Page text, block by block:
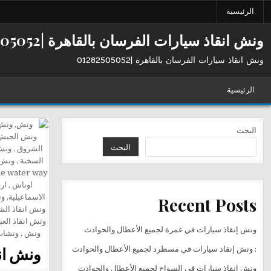
الرئيسية
ونش انقاذ سيارات الفرسان بالقاهرة |01282505052
ونش انقاذ سيارات الفرسان بالقاهرة |01282505052
الرئيسية
ونش
البحث
البحث
Recent Posts
ونش إنقاذ سيارات في غمرة لجميع الأعطال والحوادث
: ونش إنقاذ سيارات في مسطرد لجميع الأعطال والحوادث
ونش إنقاذ سيارات في السواح لجميع الأعطال والحوادث